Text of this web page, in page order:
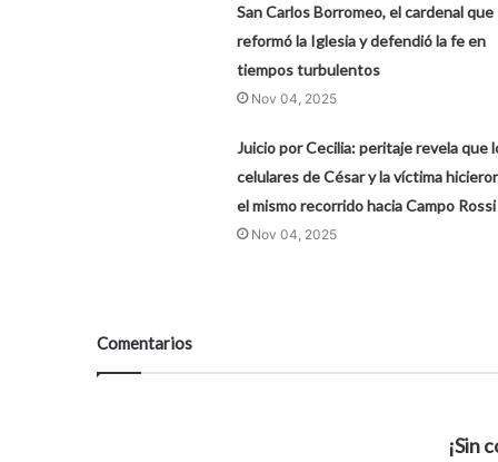
San Carlos Borromeo, el cardenal que
reformó la Iglesia y defendió la fe en
tiempos turbulentos
Nov 04, 2025
Juicio por Cecilia: peritaje revela que
celulares de César y la víctima
el mismo recorrido hacia Campo Rossi
Nov 04, 2025
Comentarios
¡Sin